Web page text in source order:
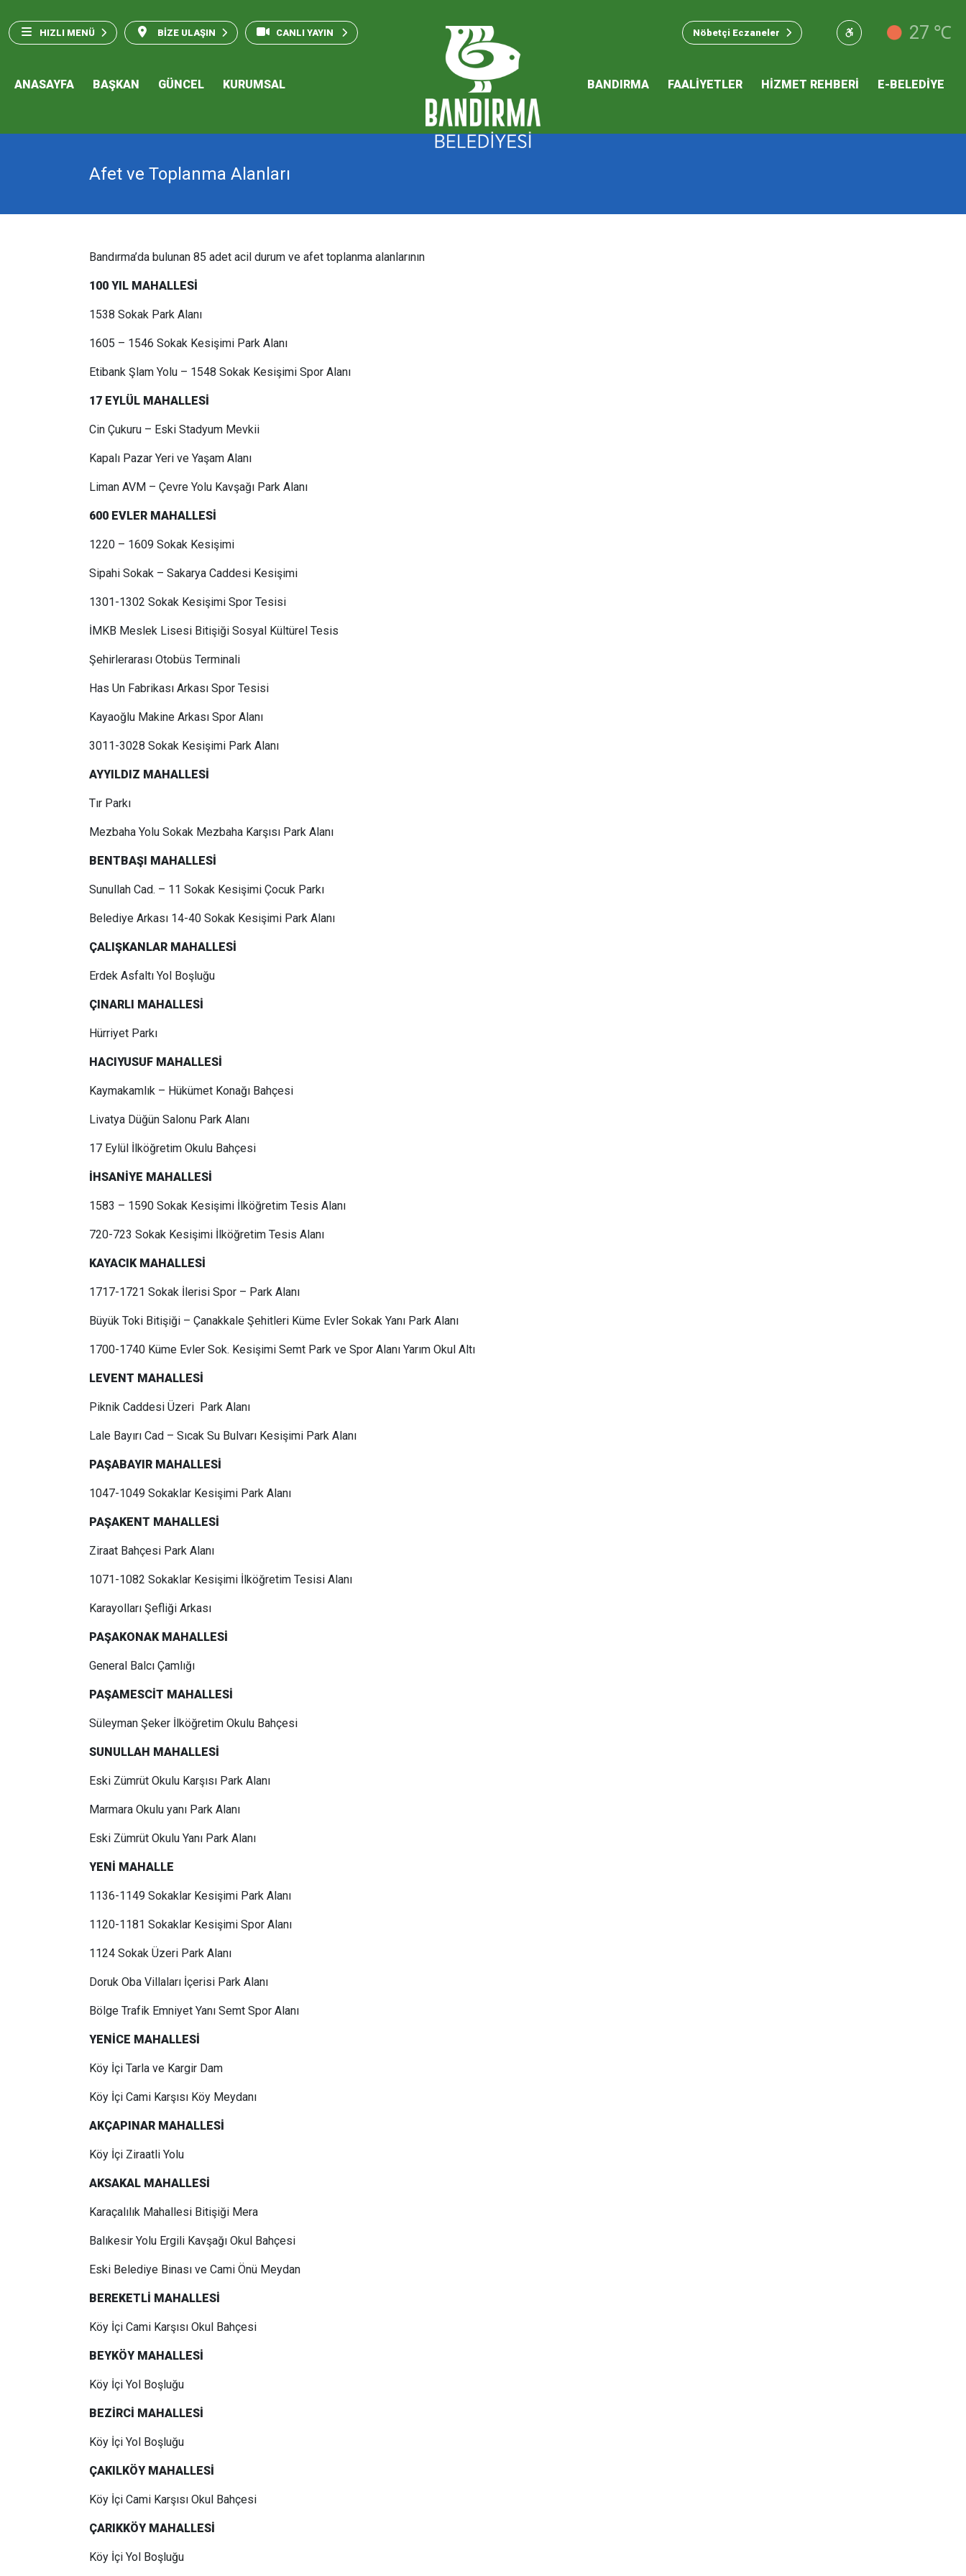
HIZLI MENÜ BİZE ULAŞIN CANLI YAYIN Nöbetçi Eczaneler 27 ℃
ANASAYFA BAŞKAN GÜNCEL KURUMSAL
2026 Performans Programı
BANDIRMA FAALİYETLER HİZMET REHBERİ E-BELEDİYE
Afet ve Toplanma Alanları
Bandırma’da bulunan 85 adet acil durum ve afet toplanma alanlarının
100 YIL MAHALLESİ
1538 Sokak Park Alanı
1605 – 1546 Sokak Kesişimi Park Alanı
Etibank Şlam Yolu – 1548 Sokak Kesişimi Spor Alanı
17 EYLÜL MAHALLESİ
Cin Çukuru – Eski Stadyum Mevkii
Kapalı Pazar Yeri ve Yaşam Alanı
Liman AVM – Çevre Yolu Kavşağı Park Alanı
600 EVLER MAHALLESİ
1220 – 1609 Sokak Kesişimi
Sipahi Sokak – Sakarya Caddesi Kesişimi
1301-1302 Sokak Kesişimi Spor Tesisi
İMKB Meslek Lisesi Bitişiği Sosyal Kültürel Tesis
Şehirlerarası Otobüs Terminali
Has Un Fabrikası Arkası Spor Tesisi
Kayaoğlu Makine Arkası Spor Alanı
3011-3028 Sokak Kesişimi Park Alanı
AYYILDIZ MAHALLESİ
Tır Parkı
Mezbaha Yolu Sokak Mezbaha Karşısı Park Alanı
BENTBAŞI MAHALLESİ
Sunullah Cad. – 11 Sokak Kesişimi Çocuk Parkı
Belediye Arkası 14-40 Sokak Kesişimi Park Alanı
ÇALIŞKANLAR MAHALLESİ
Erdek Asfaltı Yol Boşluğu
ÇINARLI MAHALLESİ
Hürriyet Parkı
HACIYUSUF MAHALLESİ
Kaymakamlık – Hükümet Konağı Bahçesi
Livatya Düğün Salonu Park Alanı
17 Eylül İlköğretim Okulu Bahçesi
İHSANİYE MAHALLESİ
1583 – 1590 Sokak Kesişimi İlköğretim Tesis Alanı
720-723 Sokak Kesişimi İlköğretim Tesis Alanı
KAYACIK MAHALLESİ
1717-1721 Sokak İlerisi Spor – Park Alanı
Büyük Toki Bitişiği – Çanakkale Şehitleri Küme Evler Sokak Yanı Park Alanı
1700-1740 Küme Evler Sok. Kesişimi Semt Park ve Spor Alanı Yarım Okul Altı
LEVENT MAHALLESİ
Piknik Caddesi Üzeri Park Alanı
Lale Bayırı Cad – Sıcak Su Bulvarı Kesişimi Park Alanı
PAŞABAYIR MAHALLESİ
1047-1049 Sokaklar Kesişimi Park Alanı
PAŞAKENT MAHALLESİ
Ziraat Bahçesi Park Alanı
1071-1082 Sokaklar Kesişimi İlköğretim Tesisi Alanı
Karayolları Şefliği Arkası
PAŞAKONAK MAHALLESİ
General Balcı Çamlığı
PAŞAMESCİT MAHALLESİ
Süleyman Şeker İlköğretim Okulu Bahçesi
SUNULLAH MAHALLESİ
Eski Zümrüt Okulu Karşısı Park Alanı
Marmara Okulu yanı Park Alanı
Eski Zümrüt Okulu Yanı Park Alanı
YENİ MAHALLE
1136-1149 Sokaklar Kesişimi Park Alanı
1120-1181 Sokaklar Kesişimi Spor Alanı
1124 Sokak Üzeri Park Alanı
Doruk Oba Villaları İçerisi Park Alanı
Bölge Trafik Emniyet Yanı Semt Spor Alanı
YENİCE MAHALLESİ
Köy İçi Tarla ve Kargir Dam
Köy İçi Cami Karşısı Köy Meydanı
AKÇAPINAR MAHALLESİ
Köy İçi Ziraatli Yolu
AKSAKAL MAHALLESİ
Karaçalılık Mahallesi Bitişiği Mera
Balıkesir Yolu Ergili Kavşağı Okul Bahçesi
Eski Belediye Binası ve Cami Önü Meydan
BEREKETLİ MAHALLESİ
Köy İçi Cami Karşısı Okul Bahçesi
BEYKÖY MAHALLESİ
Köy İçi Yol Boşluğu
BEZİRCİ MAHALLESİ
Köy İçi Yol Boşluğu
ÇAKILKÖY MAHALLESİ
Köy İçi Cami Karşısı Okul Bahçesi
ÇARIKKÖY MAHALLESİ
Köy İçi Yol Boşluğu